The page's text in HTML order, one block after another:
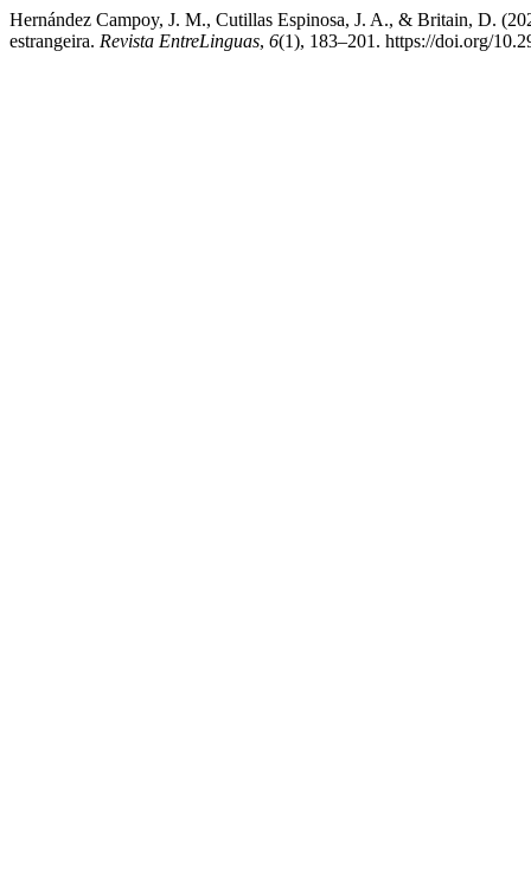
Hernández Campoy, J. M., Cutillas Espinosa, J. A., & Britain, D.
estrangeira. Revista EntreLinguas, 6(1), 183–201. https://doi.org/